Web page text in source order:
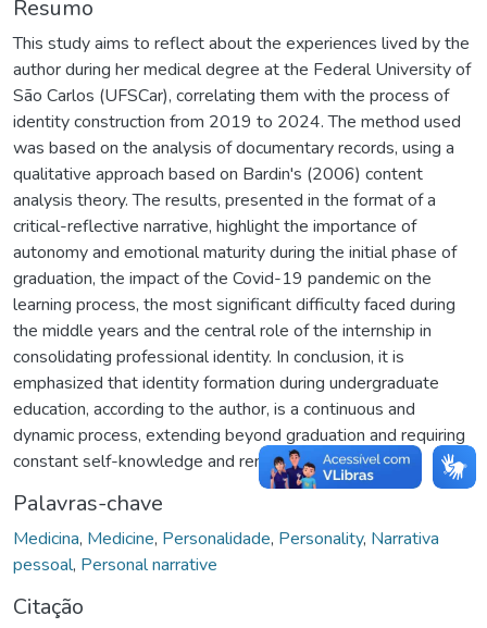
Resumo
This study aims to reflect about the experiences lived by the
author during her medical degree at the Federal University of
São Carlos (UFSCar), correlating them with the process of
identity construction from 2019 to 2024. The method used
was based on the analysis of documentary records, using a
qualitative approach based on Bardin's (2006) content
analysis theory. The results, presented in the format of a
critical-reflective narrative, highlight the importance of
autonomy and emotional maturity during the initial phase of
graduation, the impact of the Covid-19 pandemic on the
learning process, the most significant difficulty faced during
the middle years and the central role of the internship in
consolidating professional identity. In conclusion, it is
emphasized that identity formation during undergraduate
education, according to the author, is a continuous and
dynamic process, extending beyond graduation and requiring
constant self-knowledge and renewal.
Palavras-chave
Medicina, Medicine, Personalidade, Personality, Narrativa
pessoal, Personal narrative
Citação